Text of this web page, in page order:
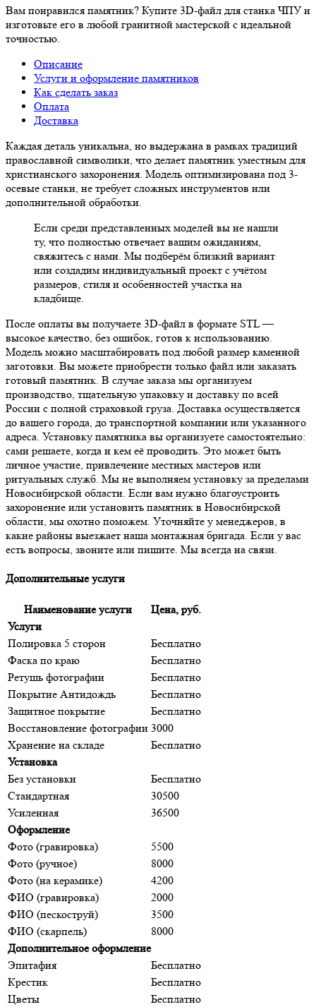
Вам понравился памятник? Купите 3D-файл для станка ЧПУ и
изготовьте его в любой гранитной мастерской с идеальной
точностью.
Описание
Услуги и оформление памятников
Как сделать заказ
Оплата
Доставка
Каждая деталь уникальна, но выдержана в рамках традиций
православной символики, что делает памятник уместным для
христианского захоронения. Модель оптимизирована под 3-
осевые станки, не требует сложных инструментов или
дополнительной обработки.
Если среди представленных моделей вы не нашли
ту, что полностью отвечает вашим ожиданиям,
свяжитесь с нами. Мы подберём близкий вариант
или создадим индивидуальный проект с учётом
размеров, стиля и особенностей участка на
кладбище.
После оплаты вы получаете 3D-файл в формате STL —
высокое качество, без ошибок, готов к использованию.
Модель можно масштабировать под любой размер каменной
заготовки. Вы можете приобрести только файл или заказать
готовый памятник. В случае заказа мы организуем
производство, тщательную упаковку и доставку по всей
России с полной страховкой груза. Доставка осуществляется
до вашего города, до транспортной компании или указанного
адреса. Установку памятника вы организуете самостоятельно:
сами решаете, когда и кем её проводить. Это может быть
личное участие, привлечение местных мастеров или
ритуальных служб. Мы не выполняем установку за пределами
Новосибирской области. Если вам нужно благоустроить
захоронение или установить памятник в Новосибирской
области, мы охотно поможем. Уточняйте у менеджеров, в
какие районы выезжает наша монтажная бригада. Если у вас
есть вопросы, звоните или пишите. Мы всегда на связи.
Дополнительные услуги
Наименование услуги
Цена, руб.
Услуги
Полировка 5 сторон
Бесплатно
Фаска по краю
Бесплатно
Ретушь фотографии
Бесплатно
Покрытие Антидождь
Бесплатно
Защитное покрытие
Бесплатно
Восстановление фотографии 3000
Хранение на складе
Бесплатно
Установка
Без установки
Бесплатно
Стандартная
30500
Усиленная
36500
Оформление
Фото (гравировка)
5500
Фото (ручное)
8000
Фото (на керамике)
4200
ФИО (гравировка)
2000
ФИО (пескоструй)
3500
ФИО (скарпель)
8000
Дополнительное оформление
Эпитафия
Бесплатно
Крестик
Бесплатно
Цветы
Бесплатно